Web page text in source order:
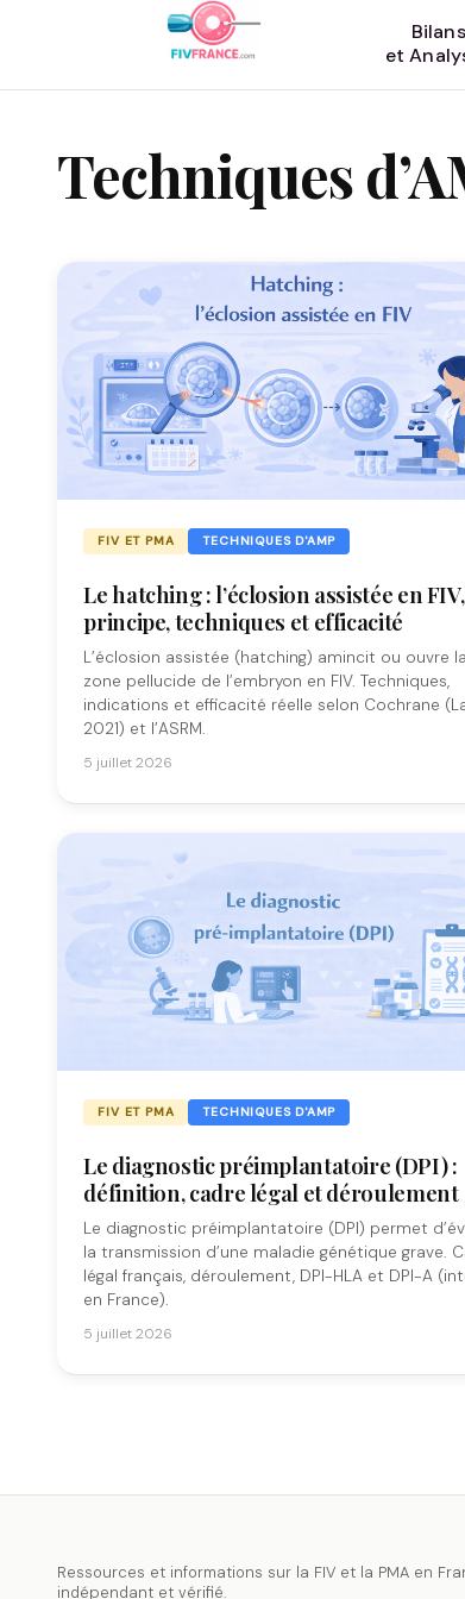
Bilans
et
Techniques
FIV ET PMA TECHNIQUES D'AMP
Le hatching : l’éclosion assistée en FIV,
principe, techniques et efficacité
L’éclosion assistée (hatching) amincit ou ouvre la
zone pellucide de l’embryon en FIV. Techniques,
indications et efficacité réelle selon Cochrane
2021) et l’ASRM.
5 juillet 2026
FIV ET PMA TECHNIQUES D'AMP
Le diagnostic préimplantatoire (DPI) :
définition, cadre légal et déroulement
Le diagnostic préimplantatoire (DPI) permet
la transmission d’une maladie génétique grave.
légal français, déroulement, DPI-HLA et DPI-A
en France).
5 juillet 2026
Ressources et informations sur la FIV et la PMA en
indépendant et vérifié.